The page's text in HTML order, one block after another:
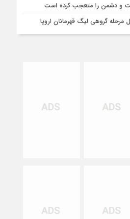
و دشمن را متعجب کرده است
مرحله گروهی لیگ قهرمانان اروپا